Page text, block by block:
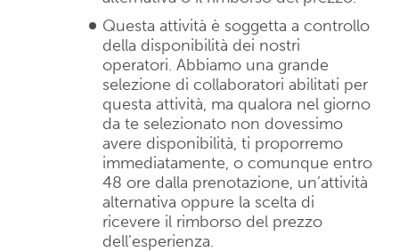
Questa attività è soggetta a controllo
della disponibilità dei nostri
operatori. Abbiamo una grande
selezione di collaboratori abilitati per
questa attività, ma qualora nel giorno
da te selezionato non dovessimo
avere disponibilità, ti proporremo
immediatamente, o comunque entro
48 ore dalla prenotazione, un’attività
alternativa oppure la scelta di
ricevere il rimborso del prezzo
dell’esperienza.